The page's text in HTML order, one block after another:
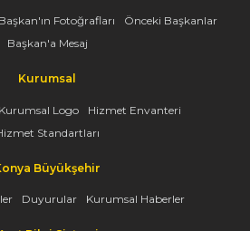
Başkan'ın Fotoğrafları
Önceki Başkanlar
Başkan'a Mesaj
Kurumsal
Kurumsal Logo
Hizmet Envanteri
Standartları
Büyükşehir
Duyurular Kurumsal Haberler